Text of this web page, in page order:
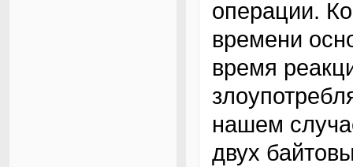
операции.
времени
время
нашем
двух